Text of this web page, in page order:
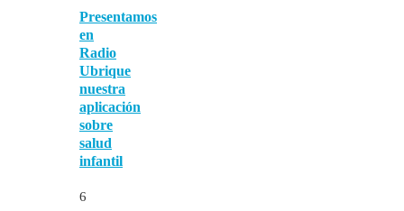
Presentamos
en
Radio
Ubrique
nuestra
aplicación
sobre
salud
infantil
6